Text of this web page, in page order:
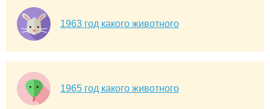
1963 год какого животного
1965 год какого животного